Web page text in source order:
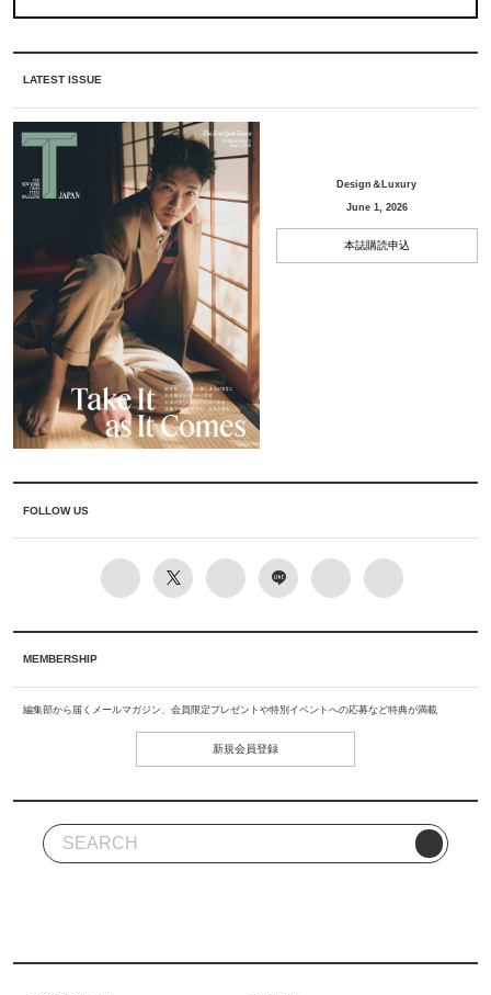
LATEST ISSUE
Design＆Luxury
June 1, 2026
本誌購読申込
FOLLOW US
MEMBERSHIP
編集部から届くメールマガジン、会員限定プレゼントや特別イベントへの応募など特典が満載
新規会員登録